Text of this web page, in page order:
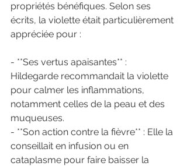
propriétés bénéfiques. Selon ses
écrits, la violette était particulièrement
appréciée pour :
- **Ses vertus apaisantes** :
Hildegarde recommandait la violette
pour calmer les inflammations,
notamment celles de la peau et des
muqueuses.
- **Son action contre la fièvre** : Elle la
conseillait en infusion ou en
cataplasme pour faire baisser la